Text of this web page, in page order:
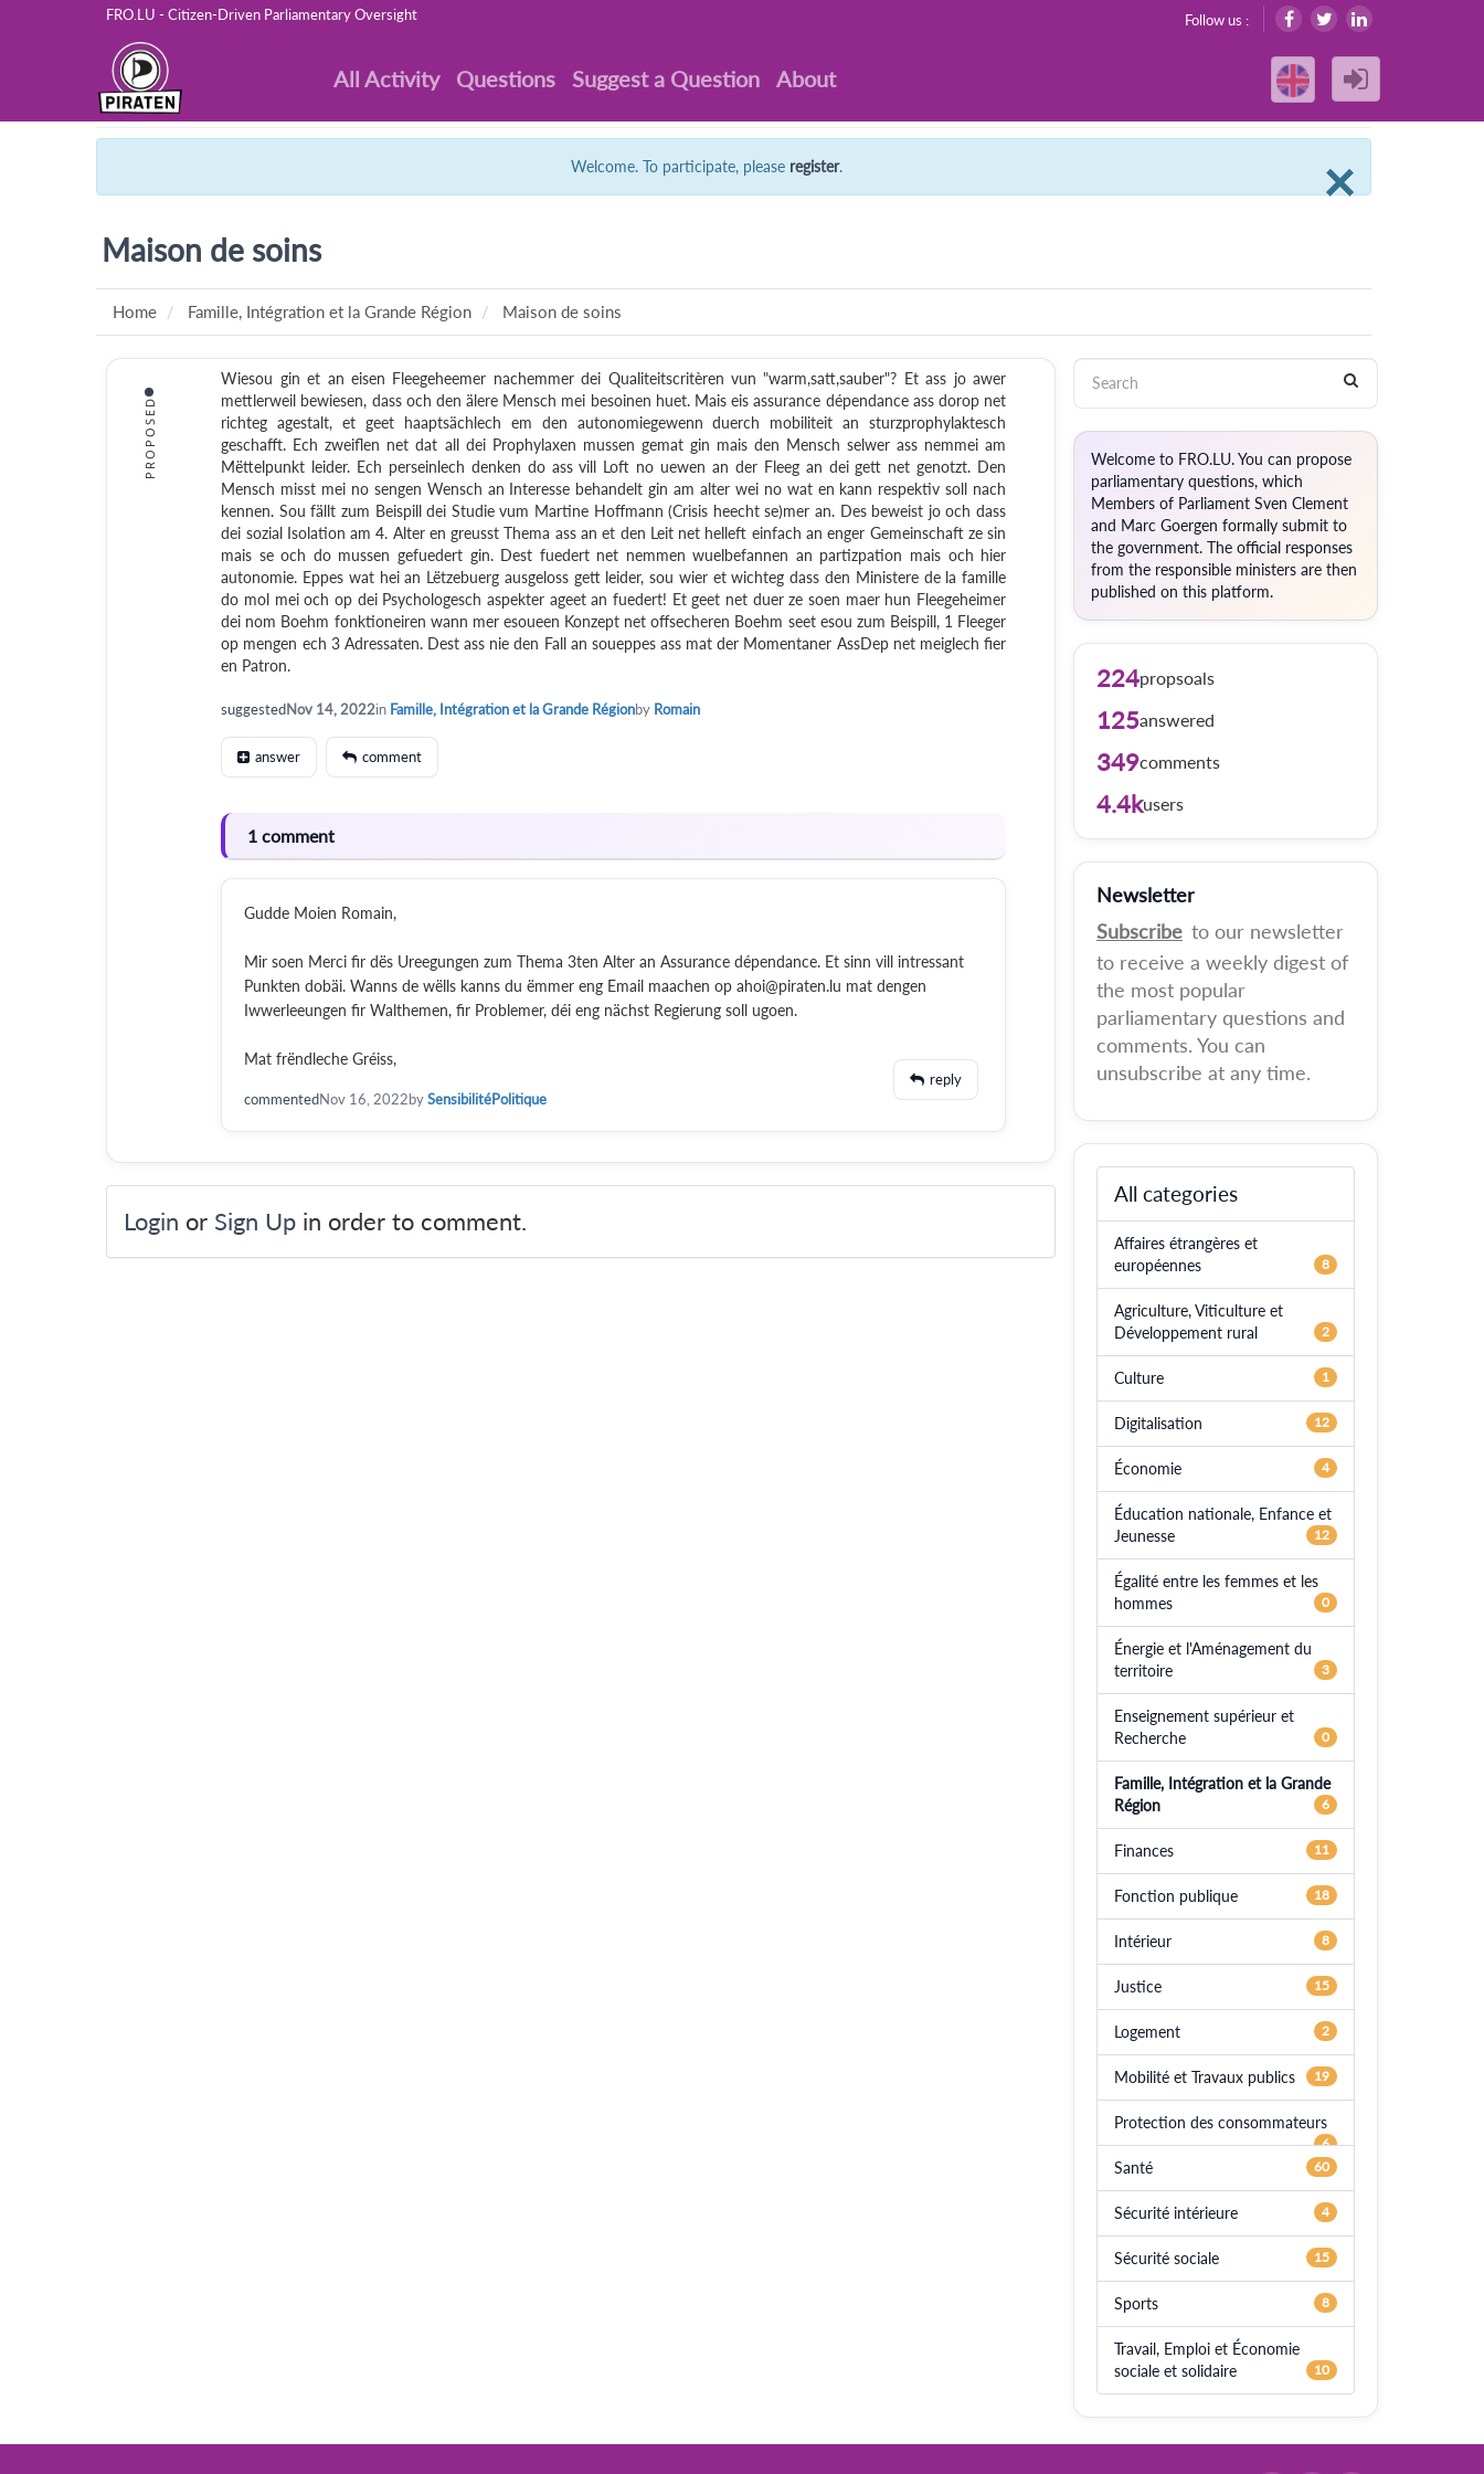
FRO.LU - Citizen-Driven Parliamentary Oversight Follow us :
All Activity Questions Suggest a Question About
×
Welcome. To participate, please register.
Maison de soins
Home Famille, Intégration et la Grande Région Maison de soins
PROPOSED
Wiesou gin et an eisen Fleegeheemer nachemmer dei Qualiteitscritèren vun "warm,satt,sauber"? Et ass jo awer
mettlerweil bewiesen, dass och den älere Mensch mei besoinen huet. Mais eis assurance dépendance ass dorop net
richteg agestalt, et geet haaptsächlech em den autonomiegewenn duerch mobiliteit an sturzprophylaktesch
geschafft. Ech zweiflen net dat all dei Prophylaxen mussen gemat gin mais den Mensch selwer ass nemmei am
Mëttelpunkt leider. Ech perseinlech denken do ass vill Loft no uewen an der Fleeg an dei gett net genotzt. Den
Mensch misst mei no sengen Wensch an Interesse behandelt gin am alter wei no wat en kann respektiv soll nach
kennen. Sou fällt zum Beispill dei Studie vum Martine Hoffmann (Crisis heecht se)mer an. Des beweist jo och dass
dei sozial Isolation am 4. Alter en greusst Thema ass an et den Leit net helleft einfach an enger Gemeinschaft ze sin
mais se och do mussen gefuedert gin. Dest fuedert net nemmen wuelbefannen an partizpation mais och hier
autonomie. Eppes wat hei an Lëtzebuerg ausgeloss gett leider, sou wier et wichteg dass den Ministere de la famille
do mol mei och op dei Psychologesch aspekter ageet an fuedert! Et geet net duer ze soen maer hun Fleegeheimer
dei nom Boehm fonktioneiren wann mer esoueen Konzept net offsecheren Boehm seet esou zum Beispill, 1 Fleeger
op mengen ech 3 Adressaten. Dest ass nie den Fall an soueppes ass mat der Momentaner AssDep net meiglech fier
en Patron.
suggestedNov 14, 2022in Famille, Intégration et la Grande Régionby Romain
answer comment
1 comment
Gudde Moien Romain,
Mir soen Merci fir dës Ureegungen zum Thema 3ten Alter an Assurance dépendance. Et sinn vill intressant
Punkten dobäi. Wanns de wëlls kanns du ëmmer eng Email maachen op ahoi@piraten.lu mat dengen
Iwwerleeungen fir Walthemen, fir Problemer, déi eng nächst Regierung soll ugoen.
Mat frëndleche Gréiss,
commentedNov 16, 2022bySensibilitéPolitique
reply
Login or Sign Up in order to comment.
Welcome to FRO.LU. You can propose
parliamentary questions, which
Members of Parliament Sven Clement
and Marc Goergen formally submit to
the government. The official responses
from the responsible ministers are then
published on this platform.
224propsoals
125answered
349comments
4.4kusers
Newsletter
Subscribe to our newsletter
to receive a weekly digest of
the most popular
parliamentary questions and
comments. You can
unsubscribe at any time.
All categories
Affaires étrangères et
européennes
8
Agriculture, Viticulture et
Développement rural
2
Culture 1
Digitalisation 12
Économie 4
Éducation nationale, Enfance et
Jeunesse
12
Égalité entre les femmes et les
hommes
0
Énergie et l'Aménagement du
territoire
3
Enseignement supérieur et
Recherche
0
Famille, Intégration et la Grande
Région
6
Finances 11
Fonction publique 18
Intérieur 8
Justice 15
Logement 2
Mobilité et Travaux publics 19
Protection des consommateurs
6
Santé 60
Sécurité intérieure 4
Sécurité sociale 15
Sports 8
Travail, Emploi et Économie
sociale et solidaire
10